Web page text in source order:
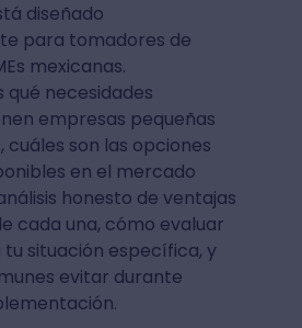
diseñado
para tomadores de
mexicanas.
qué necesidades
empresas pequeñas
cuáles son las opciones
en el mercado
honesto de ventajas
cada una, cómo evaluar
tu situación específica, y
evitar durante